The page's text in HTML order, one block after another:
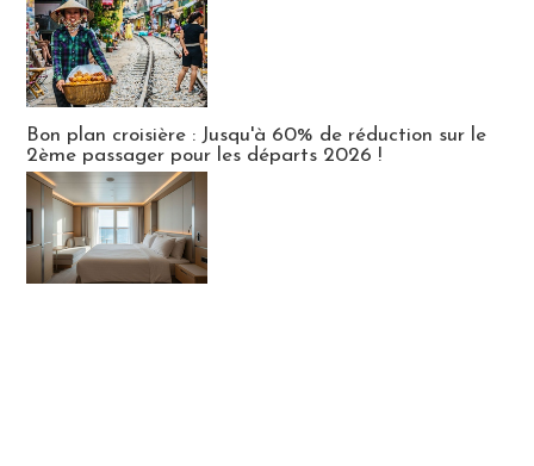
Bon plan croisière : Jusqu'à 60% de réduction sur le
2ème passager pour les départs 2026 !